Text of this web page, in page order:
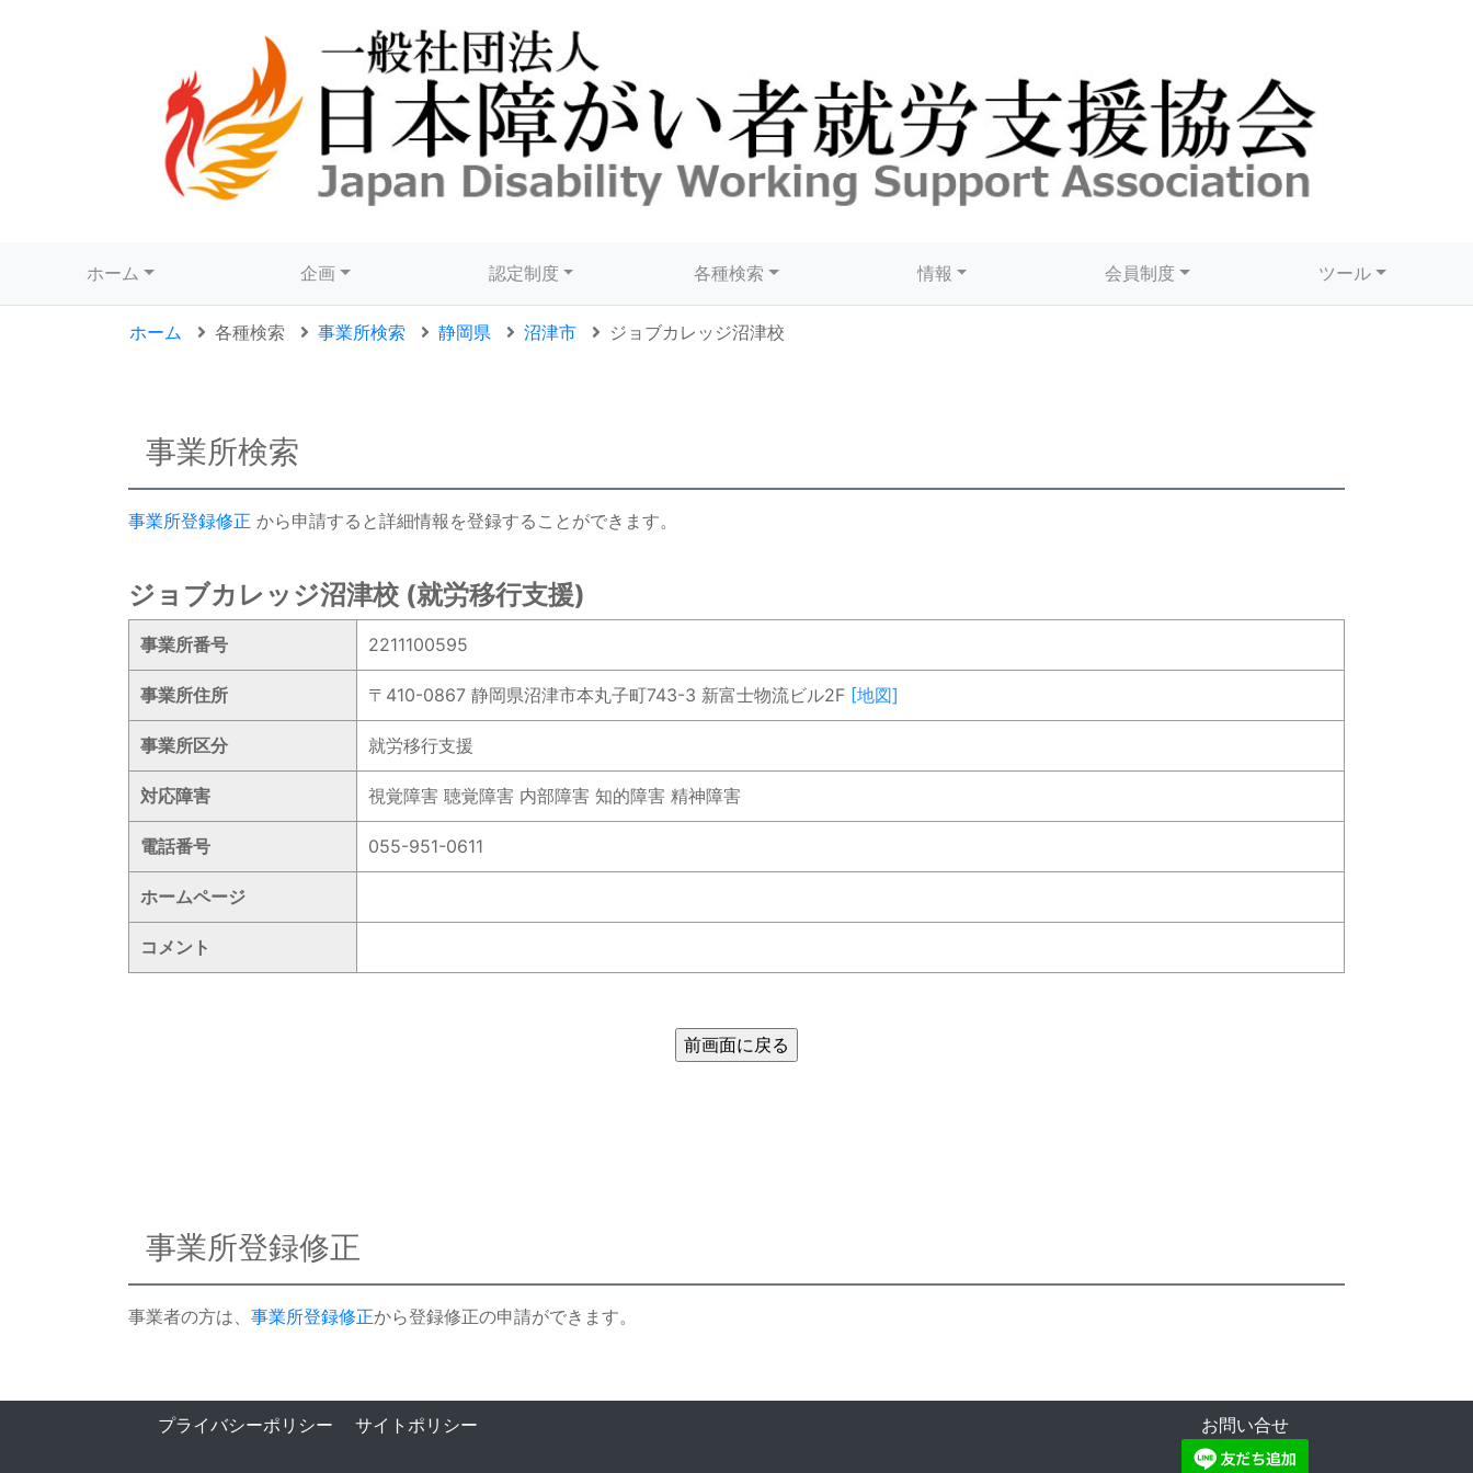
ホーム 企画 認定制度 各種検索 情報 会員制度 ツール
ホーム 各種検索 事業所検索 静岡県 沼津市 ジョブカレッジ沼津校
事業所検索
事業所登録修正 から申請すると詳細情報を登録することができます。
ジョブカレッジ沼津校 (就労移行支援)
事業所番号 2211100595
事業所住所 〒410-0867 静岡県沼津市本丸子町743-3 新富士物流ビル2F [地図]
事業所区分 就労移行支援
対応障害 視覚障害 聴覚障害 内部障害 知的障害 精神障害
電話番号 055-951-0611
ホームページ
コメント
事業所登録修正
事業者の方は、 事業所登録修正から登録修正の申請ができます。
プライバシーポリシー サイトポリシー お問い合せ